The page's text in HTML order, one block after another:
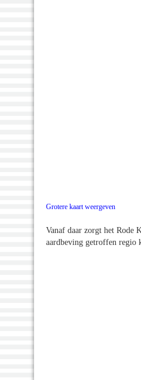
Grotere kaart weergeven
Vanaf daar zorgt het Rode
aardbeving getroffen regio